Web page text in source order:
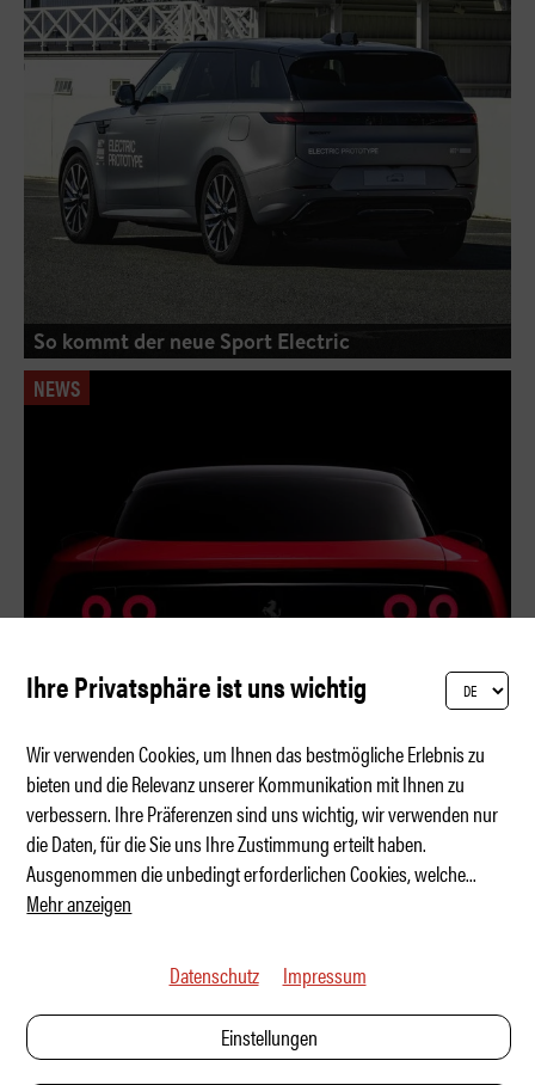
So kommt der neue Sport Electric
NEWS
Ferrari Luce – 4 Türen, 5 Sitze, 1050 PS
Ihre Privatsphäre ist uns wichtig
Wir verwenden Cookies, um Ihnen das bestmögliche Erlebnis zu
bieten und die Relevanz unserer Kommunikation mit Ihnen zu
verbessern. Ihre Präferenzen sind uns wichtig, wir verwenden nur
die Daten, für die Sie uns Ihre Zustimmung erteilt haben.
Ausgenommen die unbedingt erforderlichen Cookies, welche...
Mehr anzeigen
Datenschutz Impressum
Einstellungen